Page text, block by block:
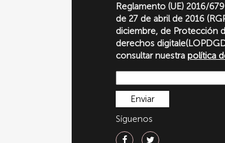
Reglamento (UE) 2016/
de 27 de abril de 2016
diciembre, de Protección
derechos
consultar nuestra política
Síguenos